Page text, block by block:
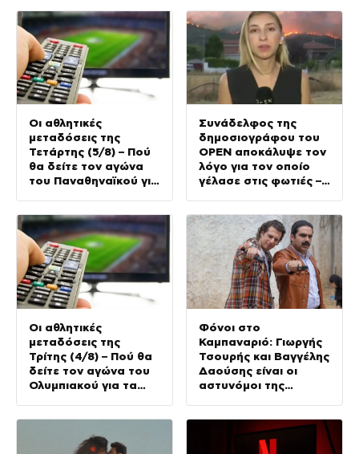
Οι αθλητικές
μεταδόσεις της
Τετάρτης (5/8) – Πού
θα δείτε τον αγώνα
του Παναθηναϊκού για
Συνάδελφος της
δημοσιογράφου του
OPEN αποκάλυψε τον
λόγο για τον οποίο
γέλασε στις φωτιές –
Οι αθλητικές
μεταδόσεις της
Τρίτης (4/8) – Πού θα
δείτε τον αγώνα του
Ολυμπιακού για τα
Φόνοι στο
Καμπαναριό: Γιωργής
Τσουρής και Βαγγέλης
Δαούσης είναι οι
αστυνόμοι της